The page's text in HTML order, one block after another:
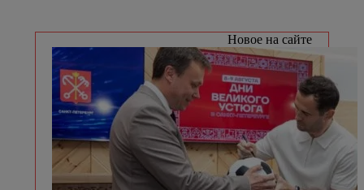
Новое на сайте